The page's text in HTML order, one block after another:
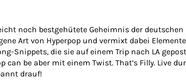
noch bestgehütete Geheimnis der
Art von Hyperpop und vermixt dabei
Snippets, die sie auf einem Trip nach LA
can be aber mit einem Twist. That’s Filly. Live
drauf!